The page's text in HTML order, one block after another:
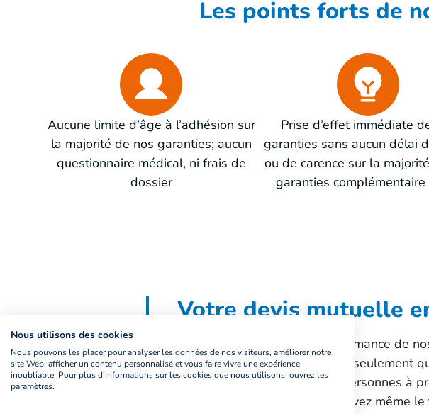
Les points forts de
Aucune limite d’âge à l’adhésion sur
la majorité de nos garanties; aucun
questionnaire médical, ni frais de
dossier
Prise d’effet immédiate
garanties sans aucun délai
ou de carence sur la
garanties complémentaire
Votre devis mutuelle
Vous souhaitez tester la performance de
plus simple ! Il vous suffira de seulement
vos besoins de santé et aux personnes à
seront proposées. Et vous pouvez même
Nous utilisons des cookies
Nous pouvons les placer pour analyser les données de nos visiteurs, améliorer notre
site Web, afficher un contenu personnalisé et vous faire vivre une expérience
inoubliable. Pour plus d'informations sur les cookies que nous utilisons, ouvrez les
paramètres.